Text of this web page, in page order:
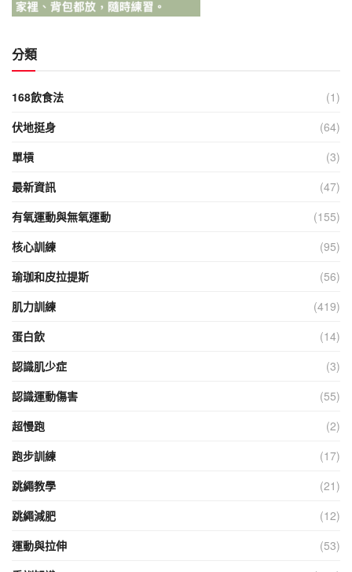
分類
168飲食法
(1)
伏地挺身
(64)
單槓
(3)
最新資訊
(47)
有氧運動與無氧運動
(155)
核心訓練
(95)
瑜珈和皮拉提斯
(56)
肌力訓練
(419)
蛋白飲
(14)
認識肌少症
(3)
認識運動傷害
(55)
超慢跑
(2)
跑步訓練
(17)
跳繩教學
(21)
跳繩減肥
(12)
運動與拉伸
(53)